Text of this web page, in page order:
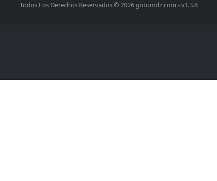
Todos Los Derechos Reservados © 2026 gotomdz.com - v1.3.8